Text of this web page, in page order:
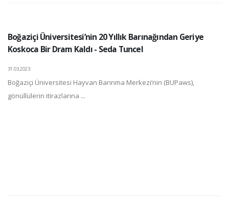
Boğaziçi Üniversitesi’nin 20 Yıllık Barınağından Geriye
Koskoca Bir Dram Kaldı - Seda Tuncel
31.03.2023
Boğaziçi Üniversitesi Hayvan Barınma Merkezi’nin (BUPaws),
gönüllülerin itirazlarına ...